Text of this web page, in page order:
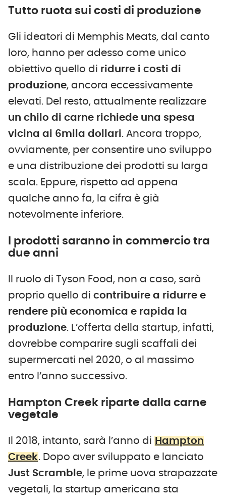
Tutto ruota sui costi di produzione
Gli ideatori di Memphis Meats, dal canto
loro, hanno per adesso come unico
obiettivo quello di ridurre i costi di
produzione, ancora eccessivamente
elevati. Del resto, attualmente realizzare
un chilo di carne richiede una spesa
vicina ai 6mila dollari. Ancora troppo,
ovviamente, per consentire uno sviluppo
e una distribuzione dei prodotti su larga
scala. Eppure, rispetto ad appena
qualche anno fa, la cifra è già
notevolmente inferiore.
I prodotti saranno in commercio tra
due anni
Il ruolo di Tyson Food, non a caso, sarà
proprio quello di contribuire a ridurre e
rendere più economica e rapida la
produzione. L’offerta della startup, infatti,
dovrebbe comparire sugli scaffali dei
supermercati nel 2020, o al massimo
entro l’anno successivo.
Hampton Creek riparte dalla carne
vegetale
Il 2018, intanto, sarà l’anno di Hampton
Creek. Dopo aver sviluppato e lanciato
Just Scramble, le prime uova strapazzate
vegetali, la startup americana sta